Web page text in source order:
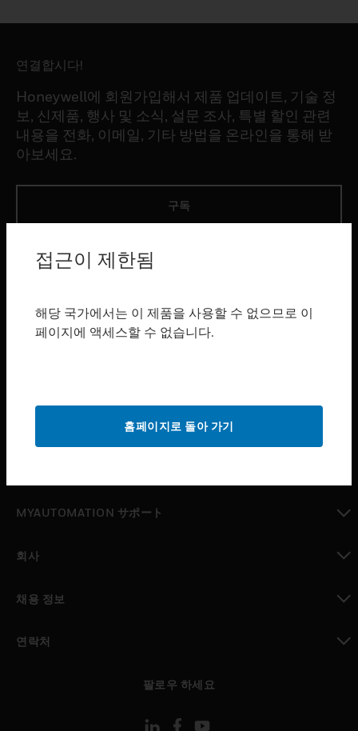
연결합시다!
Honeywell에 회원가입해서 제품 업데이트, 기술 정
보, 신제품, 행사 및 소식, 설문 조사, 특별 할인 관련
내용을 전화, 이메일, 기타 방법을 온라인을 통해 받
아보세요.
구독
제품
toggle view
서비스
MYAUTOMATION サポート
회사
채용 정보
연락처
팔로우 하세요
접근이 제한됨
해당 국가에서는 이 제품을 사용할 수 없으므로 이
페이지에 액세스할 수 없습니다.
홈페이지로 돌아 가기